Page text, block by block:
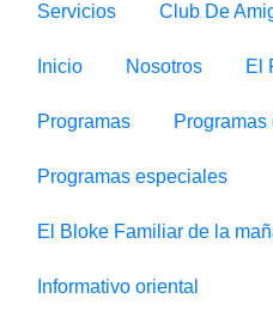
Servicios Club De
Inicio Nosotros El
Programas
Programas especiales
El Bloke Familiar de la
Informativo oriental